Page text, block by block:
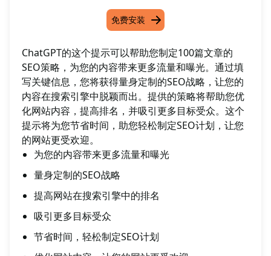
免费安装
ChatGPT的这个提示可以帮助您制定100篇文章的
SEO策略，为您的内容带来更多流量和曝光。通过填
写关键信息，您将获得量身定制的SEO战略，让您的
内容在搜索引擎中脱颖而出。提供的策略将帮助您优
化网站内容，提高排名，并吸引更多目标受众。这个
提示将为您节省时间，助您轻松制定SEO计划，让您
的网站更受欢迎。
为您的内容带来更多流量和曝光
量身定制的SEO战略
提高网站在搜索引擎中的排名
吸引更多目标受众
节省时间，轻松制定SEO计划